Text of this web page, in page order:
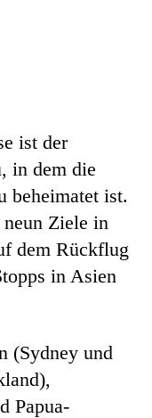
ist der
in dem die
beheimatet ist.
Ziele in
dem Rückflug
in Asien
(Sydney und
Papua-